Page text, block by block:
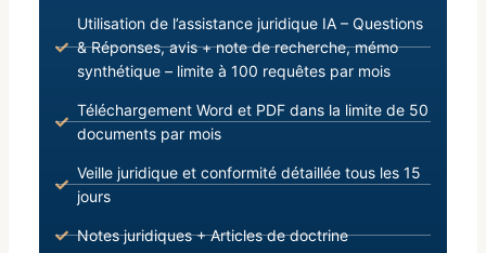
Utilisation de l’assistance juridique IA – Questions
& Réponses, avis + note de recherche, mémo
synthétique – limite à 100 requêtes par mois
Téléchargement Word et PDF dans la limite de 50
documents par mois
Veille juridique et conformité détaillée tous les 15
jours
Notes juridiques + Articles de doctrine